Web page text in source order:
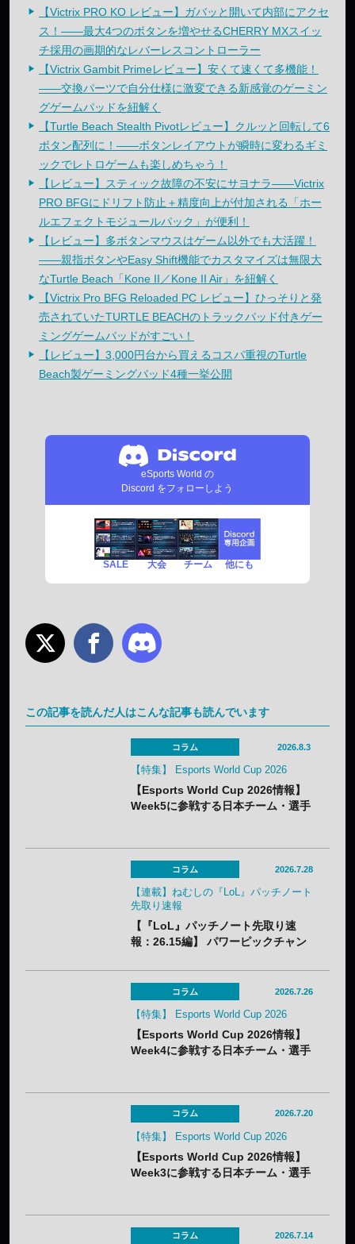
【Victrix PRO KO レビュー】ガバッと開いて内部にアクセ
ス！——最大4つのボタンを増やせるCHERRY MXスイッ
チ採用の画期的なレバーレスコントローラー
【Victrix Gambit Primeレビュー】安くて速くて多機能！
——交換パーツで自分仕様に激変できる新感覚のゲーミン
グゲームパッドを紐解く
【Turtle Beach Stealth Pivotレビュー】クルッと回転して6
ボタン配列に！——ボタンレイアウトが瞬時に変わるギミ
ックでレトロゲームも楽しめちゃう！
【レビュー】スティック故障の不安にサヨナラ——Victrix
PRO BFGにドリフト防止＋精度向上が付加される「ホー
ルエフェクトモジュールパック」が便利！
【レビュー】多ボタンマウスはゲーム以外でも大活躍！
——親指ボタンやEasy Shift機能でカスタマイズは無限大
なTurtle Beach「Kone II／Kone II Air」を紐解く
【Victrix Pro BFG Reloaded PC レビュー】ひっそりと発
売されていたTURTLE BEACHのトラックパッド付きゲー
ミングゲームパッドがすごい！
【レビュー】3,000円台から買えるコスパ重視のTurtle
Beach製ゲーミングパッド4種一挙公開
eSports World の
Discord をフォローしよう
SALE 大会 チーム 他にも
この記事を読んだ人はこんな記事も読んでいます
コラム 2026.8.3
【特集】 Esports World Cup 2026
【Esports World Cup 2026情報】
Week5に参戦する日本チーム・選手
コラム 2026.7.28
【連載】ねむしの『LoL』パッチノート
先取り速報
【『LoL』パッチノート先取り速
報：26.15編】 パワーピックチャン
いにナーフ。「バスティオンブレイ
カー」はやり過ぎバフでメタアイテ
コラム 2026.7.26
【特集】 Esports World Cup 2026
【Esports World Cup 2026情報】
Week4に参戦する日本チーム・選手
コラム 2026.7.20
【特集】 Esports World Cup 2026
【Esports World Cup 2026情報】
Week3に参戦する日本チーム・選手
コラム 2026.7.14